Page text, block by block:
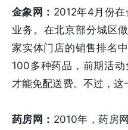
金象网： 2012年4月份
业务。在北京部分城区
家实体门店的销售排名
100多种药品，前期活
才能免配送费。不过，这
药房网： 2010年，药房